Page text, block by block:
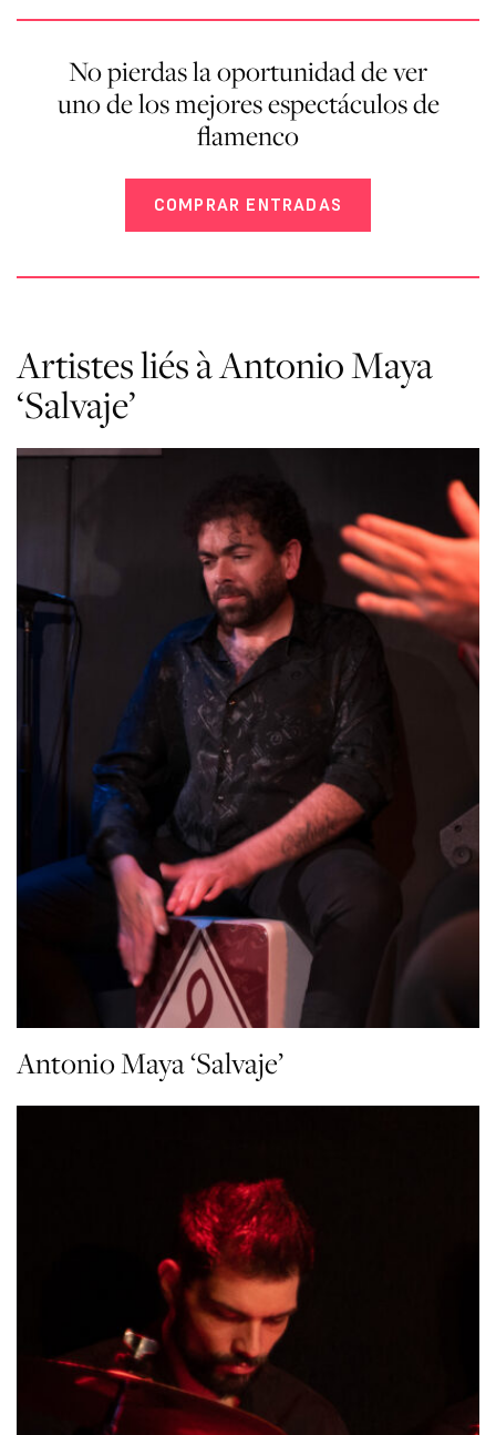
No pierdas la oportunidad de ver
uno de los mejores espectáculos de
flamenco
COMPRAR ENTRADAS
Artistes liés à Antonio Maya
‘Salvaje’
Antonio Maya ‘Salvaje’